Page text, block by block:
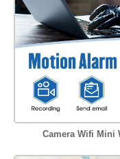
Camera Wifi Mini